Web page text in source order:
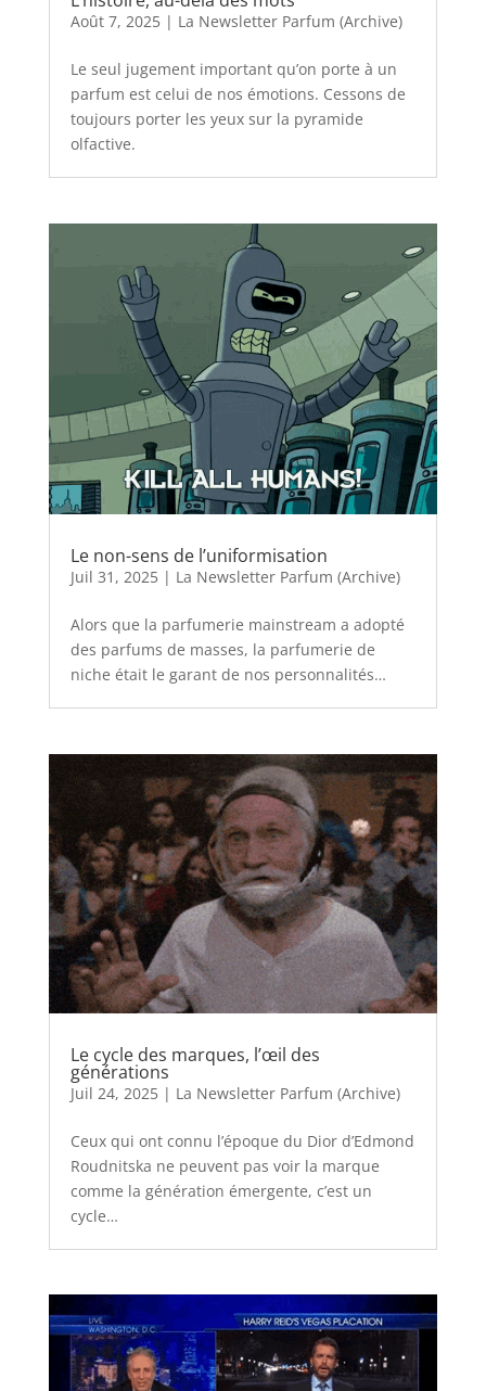
Août 7, 2025| La Newsletter Parfum (Archive)
Le seul jugement important qu’on porte à un
parfum est celui de nos émotions. Cessons de
toujours porter les yeux sur la pyramide
olfactive.
Le non-sens de l’uniformisation
Juil 31, 2025| La Newsletter Parfum (Archive)
Alors que la parfumerie mainstream a adopté
des parfums de masses, la parfumerie de
niche était le garant de nos personnalités…
Le cycle des marques, l’œil des
générations
Juil 24, 2025| La Newsletter Parfum (Archive)
Ceux qui ont connu l’époque du Dior d’Edmond
Roudnitska ne peuvent pas voir la marque
comme la génération émergente, c’est un
cycle…